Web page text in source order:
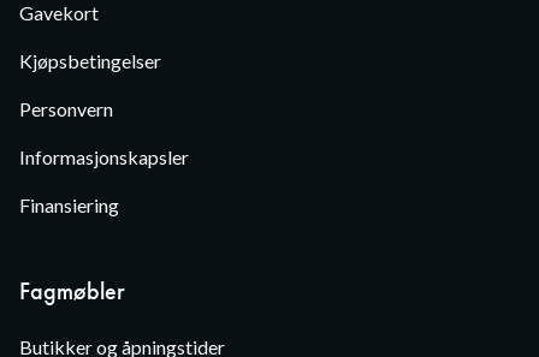
Gavekort
Kjøpsbetingelser
Personvern
Informasjonskapsler
Finansiering
Fagmøbler
Butikker og åpningstider